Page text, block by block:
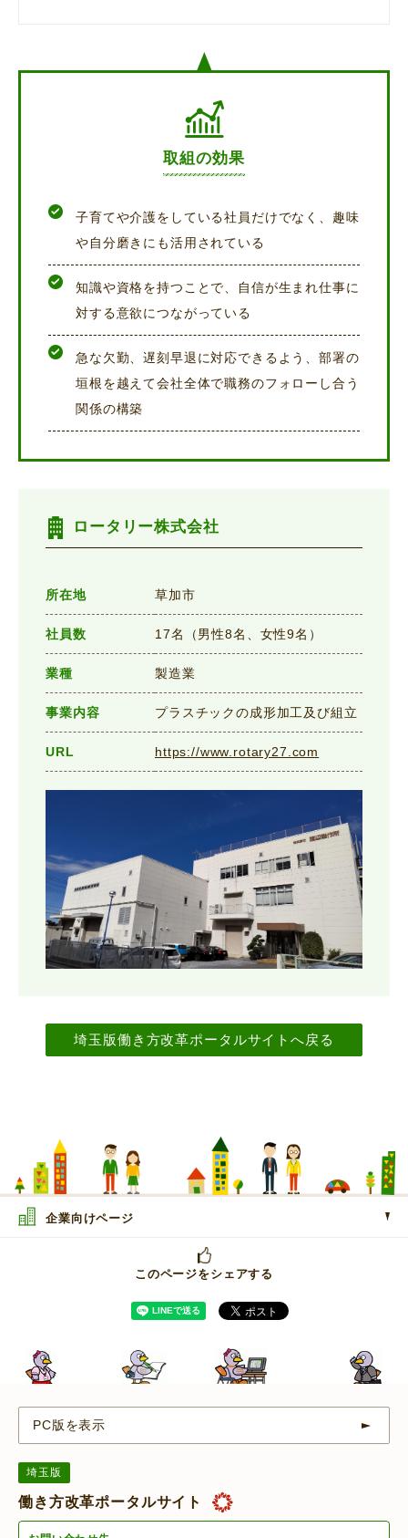
取組の効果
子育てや介護をしている社員だけでなく、趣味
や自分磨きにも活用されている
知識や資格を持つことで、自信が生まれ仕事に
対する意欲につながっている
急な欠勤、遅刻早退に対応できるよう、部署の
垣根を越えて会社全体で職務のフォローし合う
関係の構築
ロータリー株式会社
所在地 草加市
社員数 17名（男性8名、女性9名）
業種 製造業
事業内容 プラスチックの成形加工及び組立
URL https://www.rotary27.com
埼玉版働き方改革ポータルサイトへ戻る
企業向けページ
このページをシェアする
PC版を表示
埼玉版
働き方改革ポータルサイト